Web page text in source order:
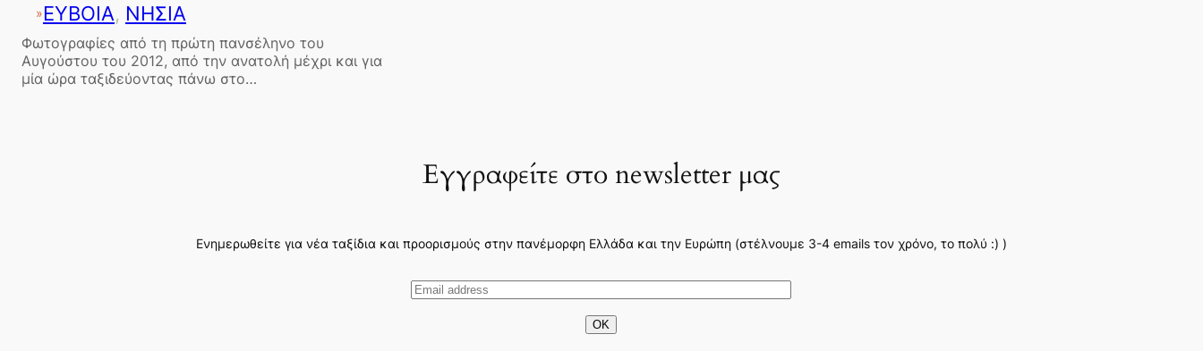
»ΕΥΒΟΙΑ, ΝΗΣΙΑ
Φωτογραφίες από τη πρώτη πανσέληνο του
Αυγούστου του 2012, από την ανατολή μέχρι και για
μία ώρα ταξιδεύοντας πάνω στο…
Εγγραφείτε στο newsletter μας
Ενημερωθείτε για νέα ταξίδια και προορισμούς στην πανέμορφη Ελλάδα και την Ευρώπη (στέλνουμε 3-4 emails τον χρόνο, το πολύ :) )